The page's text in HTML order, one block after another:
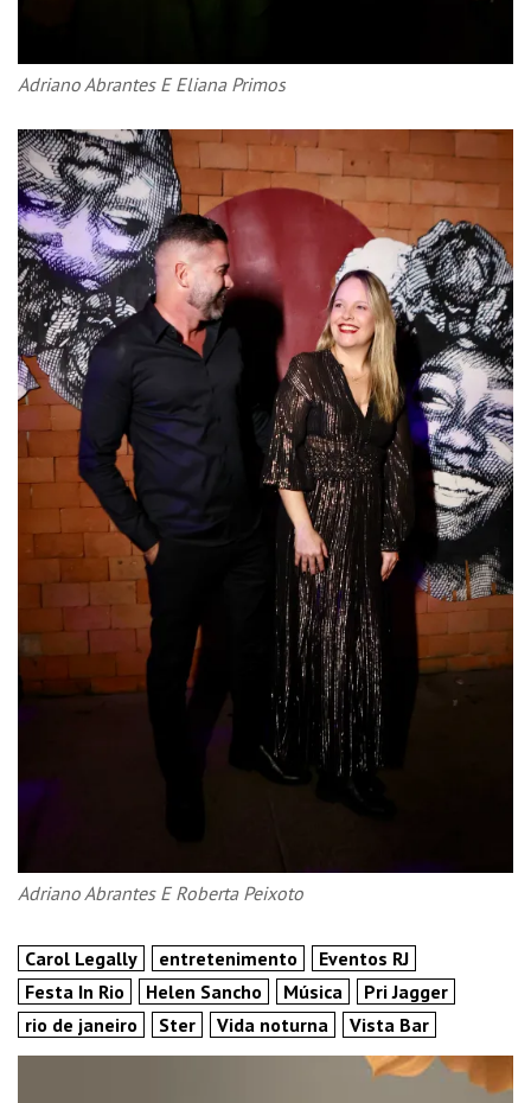
Adriano Abrantes E Eliana Primos
Adriano Abrantes E Roberta Peixoto
Carol Legally entretenimento
Eventos RJ
Festa In Rio
Helen Sancho Música
Pri Jagger
rio de janeiro
Ster Vida noturna Vista Bar